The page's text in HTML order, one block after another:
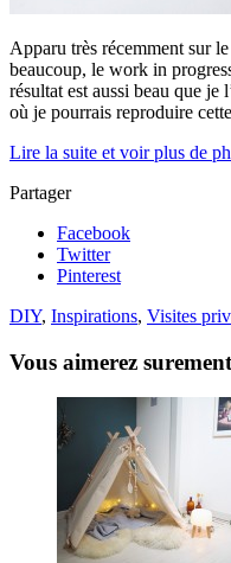
Apparu très récemment sur
beaucoup, le work in
résultat est aussi beau que je
où je pourrais reproduire
Lire la suite et voir plus de
Partager
Facebook
Twitter
Pinterest
DIY, Inspirations, Visites
Vous aimerez